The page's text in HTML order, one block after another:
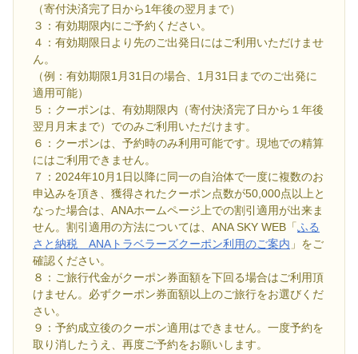
（寄付決済完了日から1年後の翌月まで）
３：有効期限内にご予約ください。
４：有効期限日より先のご出発日にはご利用いただけませ
ん。
（例：有効期限1月31日の場合、1月31日までのご出発に
適用可能）
５：クーポンは、有効期限内（寄付決済完了日から１年後
翌月月末まで）でのみご利用いただけます。
６：クーポンは、予約時のみ利用可能です。現地での精算
にはご利用できません。
７：2024年10月1日以降に同一の自治体で一度に複数のお
申込みを頂き、獲得されたクーポン点数が50,000点以上と
なった場合は、ANAホームページ上での割引適用が出来ま
せん。割引適用の方法については、ANA SKY WEB「ふる
さと納税 ANAトラベラーズクーポン利用のご案内 」をご
確認ください。
８：ご旅行代金がクーポン券面額を下回る場合はご利用頂
けません。必ずクーポン券面額以上のご旅行をお選びくだ
さい。
９：予約成立後のクーポン適用はできません。一度予約を
取り消したうえ、再度ご予約をお願いします。